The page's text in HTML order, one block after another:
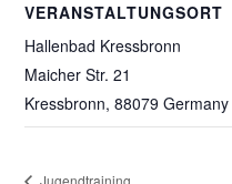
VERANSTALTUNGSORT
Hallenbad Kressbronn
Maicher Str. 21
Kressbronn, 88079 Germany
Jugendtraining